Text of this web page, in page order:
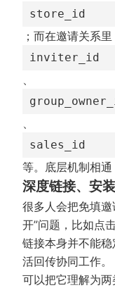
store_id
；而在邀请关系
inviter_id
、
、
sales_id
等。底层机制相通
深度链接、安
很多人会把免填
开”问题，比如点
链接本身并不能
活回传协同工作。
可以把它理解为